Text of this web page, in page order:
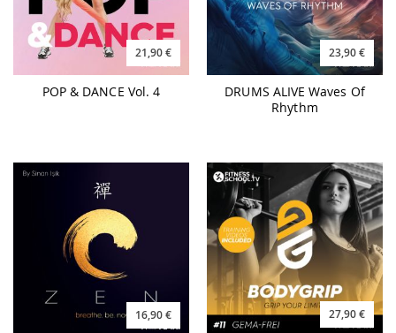
21,90 €
POP & DANCE Vol. 4
23,90 €
DRUMS ALIVE Waves Of
Rhythm
16,90 € 27,90 €